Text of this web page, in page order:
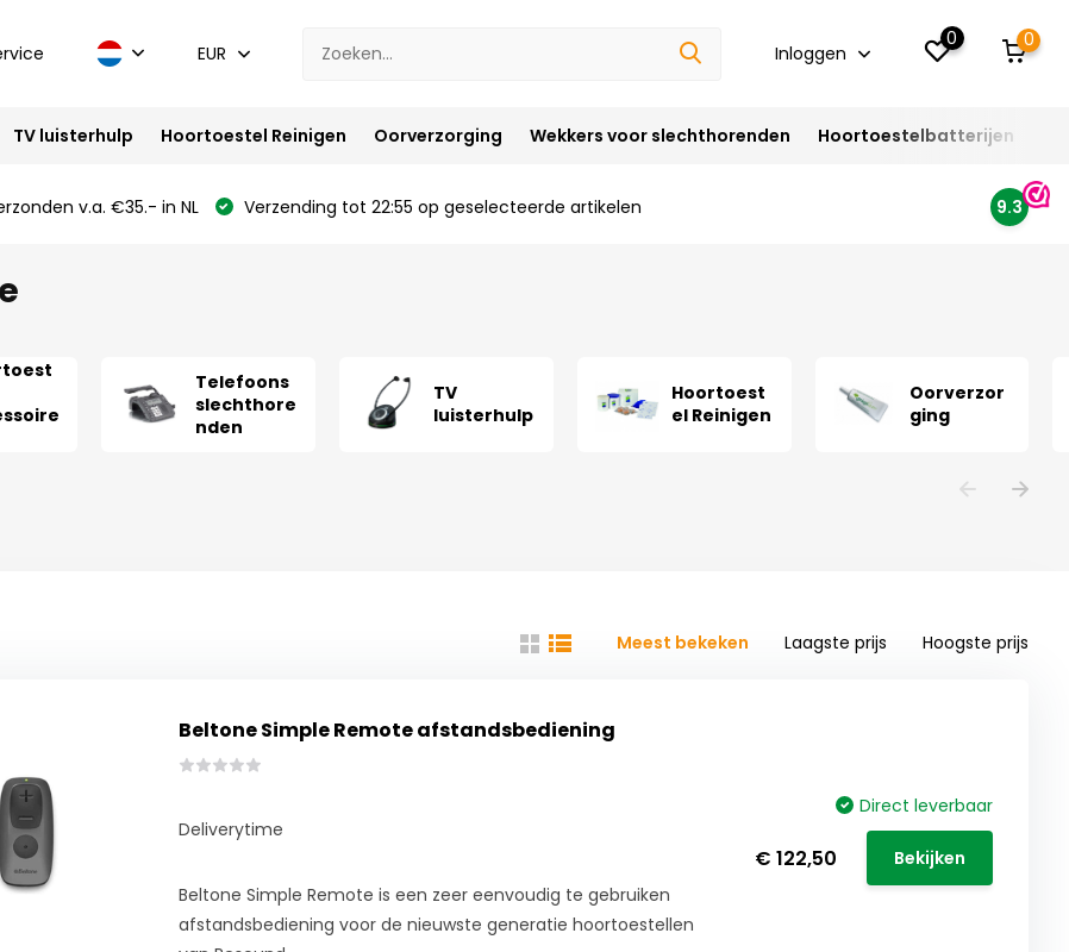
EUR Inloggen
0 0
TV luisterhulp Hoortoestel Reinigen Oorverzorging Wekkers voor slechthorenden Hoortoestelbatterijen
v.a. €35.- in NL Verzending tot 22:55 op geselecteerde artikelen 9.3
Telefoons
slechthore
nden
TV
luisterhulp
Hoortoest
el Reinigen
Oorverzor
ging
Meest bekeken Laagste prijs Hoogste prijs
Beltone Simple Remote afstandsbediening
Deliverytime
Beltone Simple Remote is een zeer eenvoudig te gebruiken
afstandsbediening voor de nieuwste generatie hoortoestellen
Direct leverbaar
€ 122,50 Bekijken